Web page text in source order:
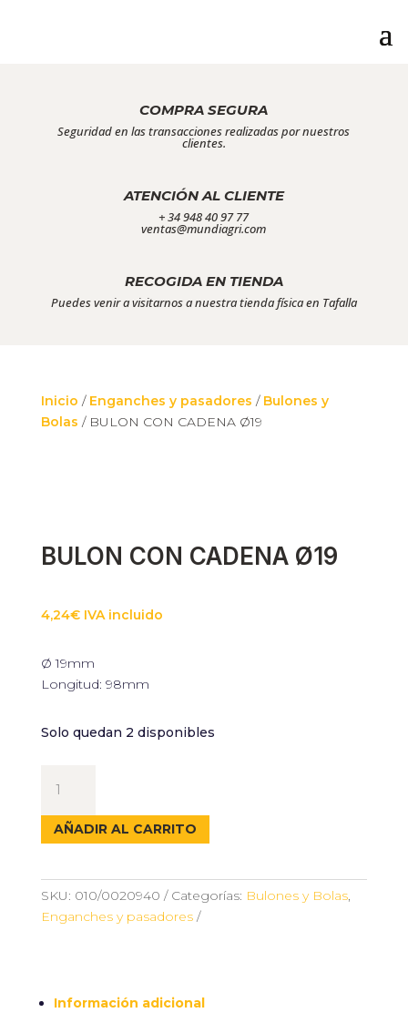
COMPRA SEGURA
Seguridad en las transacciones realizadas por nuestros
clientes.
ATENCIÓN AL CLIENTE
+ 34 948 40 97 77
ventas@mundiagri.com
RECOGIDA EN TIENDA
Puedes venir a visitarnos a nuestra tienda física en Tafalla
Inicio / Enganches y pasadores / Bulones y
Bolas / BULON CON CADENA Ø19
BULON CON CADENA Ø19
4,24€ IVA incluido
Ø 19mm
Longitud: 98mm
Solo quedan 2 disponibles
CON
CADENA
Ø19
AÑADIR AL CARRITO
SKU: 010/0020940 Categorías: Bulones y Bolas,
Enganches y pasadores
Información adicional